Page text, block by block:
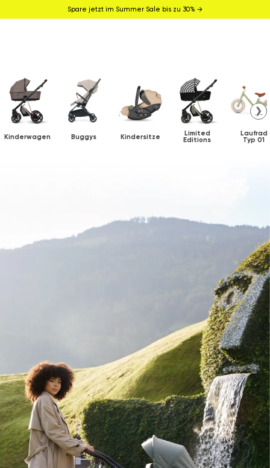
Spare jetzt im Summer Sale bis zu 30% →
Kinderwagen Buggys Kindersitze Limited
Editions
Laufrad
Typ 01
❯